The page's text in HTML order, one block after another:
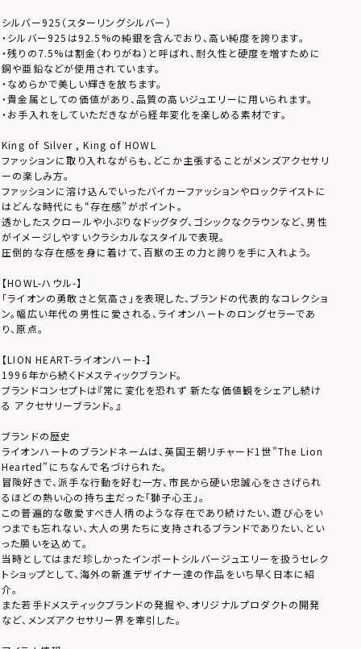
シルバー925（スターリングシルバー）
・シルバー925は92.5%の純銀を含んでおり、高い純度を誇ります。
・残りの7.5%は割金（わりがね）と呼ばれ、耐久性と硬度を増すために
銅や亜鉛などが使用されています。
・なめらかで美しい輝きを放ちます。
・貴金属としての価値があり、品質の高いジュエリーに用いられます。
・お手入れをしていただきながら経年変化を楽しめる素材です。
King of Silver , King of HOWL
ファッションに取り入れながらも、どこか主張することがメンズアクセサリ
ーの楽しみ方。
ファッションに溶け込んでいったバイカーファッションやロックテイストに
はどんな時代にも“存在感”がポイント。
透かしたスクロールや小ぶりなドッグタグ、ゴシックなクラウンなど、男性
がイメージしやすいクラシカルなスタイルで表現。
圧倒的な存在感を身に着けて、百獣の王の力と誇りを手に入れよう。
【HOWL-ハウル-】
「ライオンの勇敢さと気高さ」を表現した、ブランドの代表的なコレクショ
ン。幅広い年代の男性に愛される、ライオンハートのロングセラーであ
り、原点。
【LION HEART-ライオンハート-】
1996年から続くドメスティックブランド。
ブランドコンセプトは『常に変化を恐れず 新たな価値観をシェアし続け
る アクセサリーブランド。』
ブランドの歴史
ライオンハートのブランドネームは、英国王朝リチャード1世”The Lion
Hearted”にちなんで名づけられた。
冒険好きで、派手な行動を好む一方、市民から硬い忠誠心をささげられ
るほどの熱い心の持ち主だった「獅子心王」。
この普遍的な敬愛すべき人柄のような存在であり続けたい、遊び心をい
つまでも忘れない、大人の男たちに支持されるブランドでありたい、とい
った願いを込めて。
当時としてはまだ珍しかったインポートシルバージュエリーを扱うセレク
トショップとして、海外の新進デザイナー達の作品をいち早く日本に紹
介。
また若手ドメスティックブランドの発掘や、オリジナルプロダクトの開発
など、メンズアクセサリー界を牽引した。